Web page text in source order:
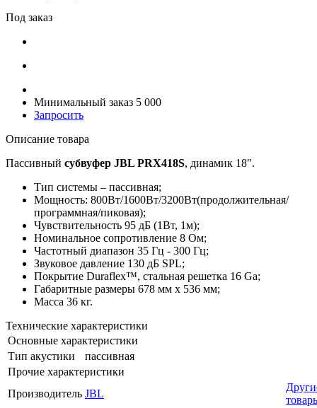
Под заказ
Минимальный заказ 5 000
Запросить
Описание товара
Пассивный субвуфер JBL PRX418S, динамик 18".
Тип системы – пассивная;
Мощность: 800Вт/1600Вт/3200Вт(продолжительная/
программная/пиковая);
Чувствительность 95 дБ (1Вт, 1м);
Номинальное сопротивление 8 Ом;
Частотный диапазон 35 Гц - 300 Гц;
Звуковое давление 130 дБ SPL;
Покрытие Duraflex™, стальная решетка 16 Ga;
Габаритные размеры 678 мм х 536 мм;
Масса 36 кг.
Технические характеристики
Основные характеристики
Тип акустики
пассивная
Прочие характеристики
Производитель JBL